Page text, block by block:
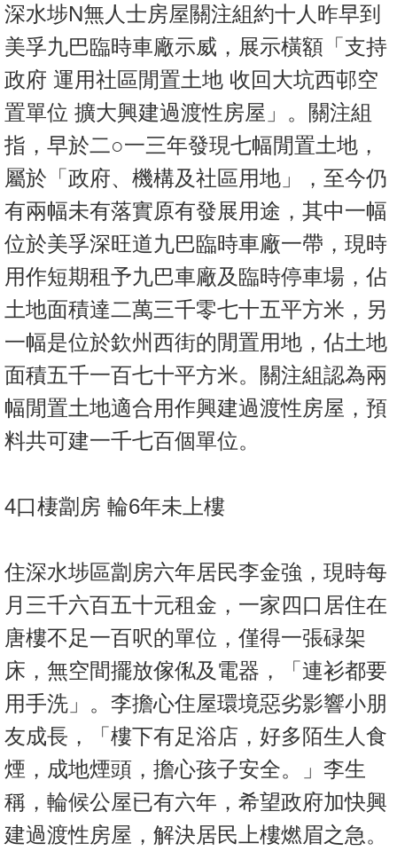
關
於
我
們
深水埗N無人士房屋關注組約十人昨早到
美孚九巴臨時車廠示威，展示橫額「支持
政府 運用社區閒置土地 收回大坑西邨空
置單位 擴大興建過渡性房屋」。關注組
指，早於二○一三年發現七幅閒置土地，
屬於「政府、機構及社區用地」，至今仍
有兩幅未有落實原有發展用途，其中一幅
位於美孚深旺道九巴臨時車廠一帶，現時
用作短期租予九巴車廠及臨時停車場，佔
土地面積達二萬三千零七十五平方米，另
一幅是位於欽州西街的閒置用地，佔土地
面積五千一百七十平方米。關注組認為兩
幅閒置土地適合用作興建過渡性房屋，預
料共可建一千七百個單位。
4口棲劏房 輪6年未上樓
住深水埗區劏房六年居民李金強，現時每
月三千六百五十元租金，一家四口居住在
唐樓不足一百呎的單位，僅得一張碌架
床，無空間擺放傢俬及電器，「連衫都要
用手洗」。李擔心住屋環境惡劣影響小朋
友成長，「樓下有足浴店，好多陌生人食
煙，成地煙頭，擔心孩子安全。」李生
稱，輪候公屋已有六年，希望政府加快興
建過渡性房屋，解決居民上樓燃眉之急。